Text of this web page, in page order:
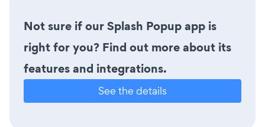
Not sure if our Splash Popup app is
right for you? Find out more about its
features and integrations.
See the details